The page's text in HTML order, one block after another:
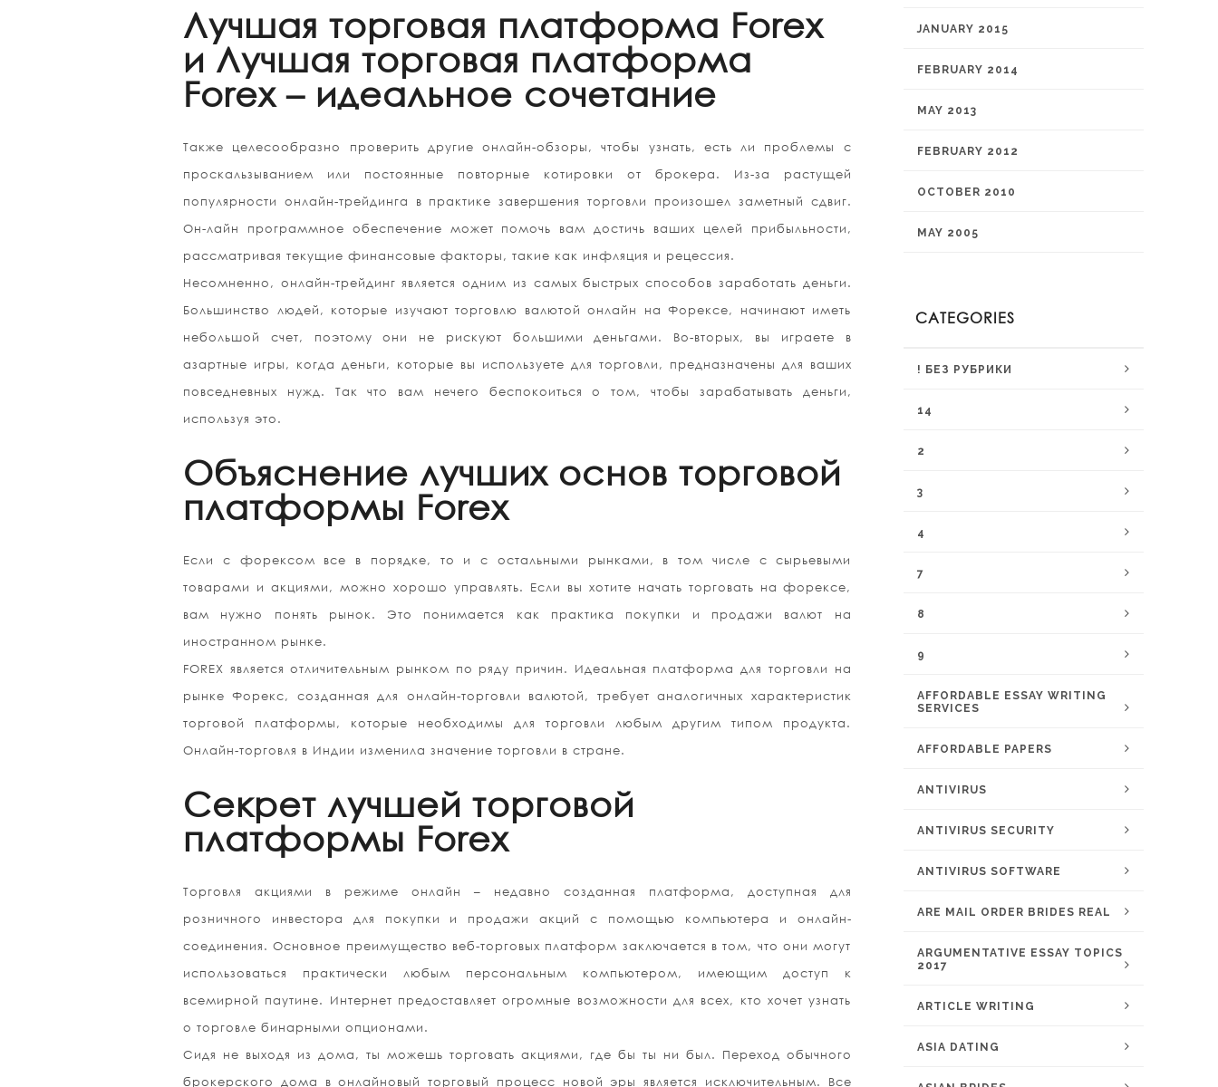
Лучшая торговая платформа Forex
и Лучшая торговая платформа
Forex – идеальное сочетание
Также целесообразно проверить другие онлайн-обзоры, чтобы узнать, есть ли проблемы с
проскальзыванием или постоянные повторные котировки от брокера. Из-за растущей
популярности онлайн-трейдинга в практике завершения торговли произошел заметный сдвиг.
Он-лайн программное обеспечение может помочь вам достичь ваших целей прибыльности,
рассматривая текущие финансовые факторы, такие как инфляция и рецессия.
Несомненно, онлайн-трейдинг является одним из самых быстрых способов заработать деньги.
Большинство людей, которые изучают торговлю валютой онлайн на Форексе, начинают иметь
небольшой счет, поэтому они не рискуют большими деньгами. Во-вторых, вы играете в
азартные игры, когда деньги, которые вы используете для торговли, предназначены для ваших
повседневных нужд. Так что вам нечего беспокоиться о том, чтобы зарабатывать деньги,
используя это.
Объяснение лучших основ торговой
платформы Forex
Если с форексом все в порядке, то и с остальными рынками, в том числе с сырьевыми
товарами и акциями, можно хорошо управлять. Если вы хотите начать торговать на форексе,
вам нужно понять рынок. Это понимается как практика покупки и продажи валют на
иностранном рынке.
FOREX является отличительным рынком по ряду причин. Идеальная платформа для торговли на
рынке Форекс, созданная для онлайн-торговли валютой, требует аналогичных характеристик
торговой платформы, которые необходимы для торговли любым другим типом продукта.
Онлайн-торговля в Индии изменила значение торговли в стране.
Секрет лучшей торговой
платформы Forex
Торговля акциями в режиме онлайн – недавно созданная платформа, доступная для
розничного инвестора для покупки и продажи акций с помощью компьютера и онлайн-
соединения. Основное преимущество веб-торговых платформ заключается в том, что они могут
использоваться практически любым персональным компьютером, имеющим доступ к
всемирной паутине. Интернет предоставляет огромные возможности для всех, кто хочет узнать
о торговле бинарными опционами.
Сидя не выходя из дома, ты можешь торговать акциями, где бы ты ни был. Переход обычного
брокерского дома в онлайновый торговый процесс новой эры является исключительным. Все
JANUARY 2015
FEBRUARY 2014
MAY 2013
FEBRUARY 2012
OCTOBER 2010
MAY 2005
CATEGORIES
! БЕЗ РУБРИКИ
14
2
3
4
7
8
9
AFFORDABLE ESSAY WRITING
SERVICES
AFFORDABLE PAPERS
ANTIVIRUS
ANTIVIRUS SECURITY
ANTIVIRUS SOFTWARE
ARE MAIL ORDER BRIDES REAL
ARGUMENTATIVE ESSAY TOPICS
2017
ARTICLE WRITING
ASIA DATING